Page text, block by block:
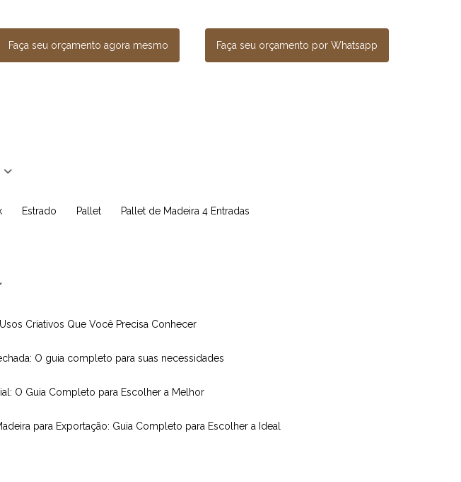
Faça seu orçamento agora mesmo Faça seu orçamento por Whatsapp
Estrado Pallet Pallet de Madeira 4 Entradas
Usos Criativos Que Você Precisa Conhecer
O guia completo para suas necessidades
O Guia Completo para Escolher a Melhor
para Exportação: Guia Completo para Escolher a Ideal